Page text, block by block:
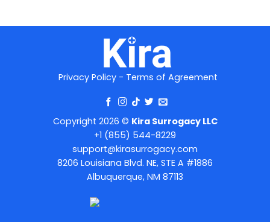
Privacy Policy - Terms of Agreement
Copyright 2026 © Kira Surrogacy LLC
+1 (855) 544-8229
support@kirasurrogacy.com
8206 Louisiana Blvd. NE, STE A #1886
Albuquerque, NM 87113